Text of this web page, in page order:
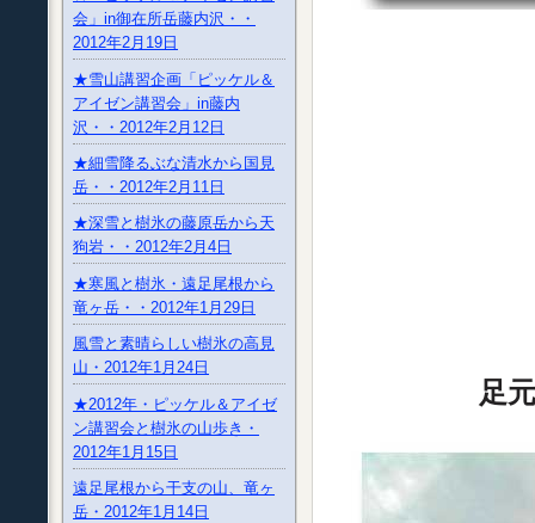
会」in御在所岳藤内沢・・
2012年2月19日
★雪山講習企画「ピッケル＆
アイゼン講習会」in藤内
沢・・2012年2月12日
★細雪降るぶな清水から国見
岳・・2012年2月11日
★深雪と樹氷の藤原岳から天
狗岩・・2012年2月4日
★寒風と樹氷・遠足尾根から
竜ヶ岳・・2012年1月29日
風雪と素晴らしい樹氷の高見
山・2012年1月24日
★2012年・ピッケル＆アイゼ
ン講習会と樹氷の山歩き・
2012年1月15日
遠足尾根から干支の山、竜ヶ
岳・2012年1月14日
足元